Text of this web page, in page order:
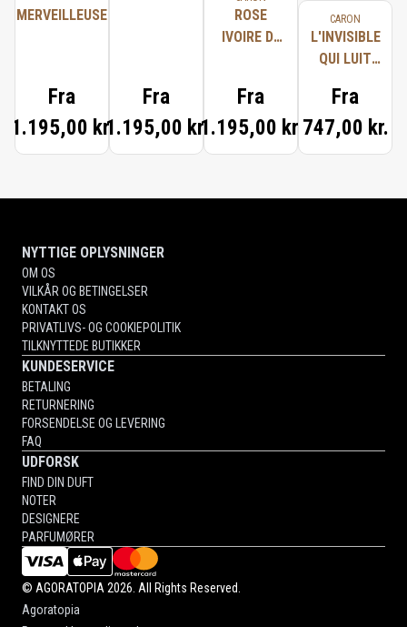
MERVEILLEUSE
Fra
1.195,00 kr.
Fra
1.195,00 kr.
ROSE
IVOIRE DE
Fra
1.195,00 kr.
CARON
L'INVISIBLE
QUI LUIT
SUBLIME
Fra
747,00 kr.
NYTTIGE OPLYSNINGER
OM OS
VILKÅR OG BETINGELSER
KONTAKT OS
PRIVATLIVS- OG COOKIEPOLITIK
TILKNYTTEDE BUTIKKER
KUNDESERVICE
BETALING
RETURNERING
FORSENDELSE OG LEVERING
FAQ
UDFORSK
FIND DIN DUFT
NOTER
DESIGNERE
PARFUMØRER
© AGORATOPIA 2026. All Rights Reserved.
Agoratopia